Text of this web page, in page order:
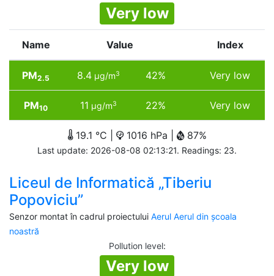
Very low
Name Value Index
PM2.5 8.4µg/m3 42% Very low
PM10 11 µg/m3 22% Very low
19.1 °C | 1016 hPa | 87%
Last update: 2026-08-08 02:13:21. Readings: 23.
Liceul de Informatică „Tiberiu
Popoviciu”
Senzor montat în cadrul proiectului Aerul Aerul din școala
noastră
Pollution level:
Very low